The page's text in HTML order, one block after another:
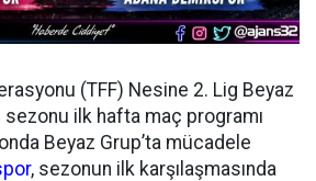
(TFF) Nesine 2. Lig Beyaz
sezonu ilk hafta maç programı
Beyaz Grup’ta mücadele
, sezonun ilk karşılaşmasında